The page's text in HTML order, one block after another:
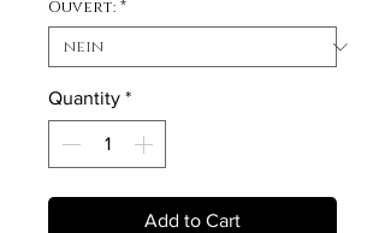
Ouvert: *
Quantity *
Add to Cart